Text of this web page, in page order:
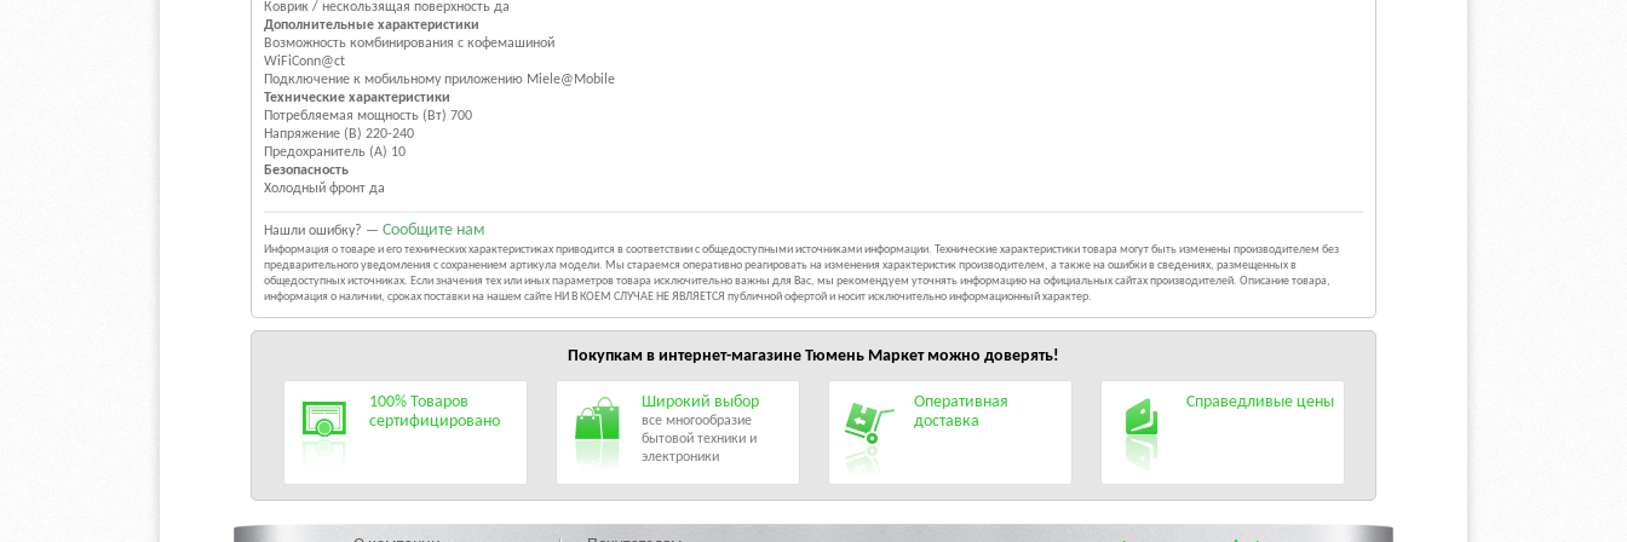
Коврик / нескользящая поверхность да
Дополнительные характеристики
Возможность комбинирования с кофемашиной
WiFiConn@ct
Подключение к мобильному приложению Miele@Mobile
Технические характеристики
Потребляемая мощность (Вт) 700
Напряжение (В) 220-240
Предохранитель (А) 10
Безопасность
Холодный фронт да
Нашли ошибку? — Сообщите нам
Информация о товаре и его технических характеристиках приводится в соответствии с общедоступными источниками информации. Технические характеристики товара могут быть изменены производителем без
предварительного уведомления с сохранением артикула модели. Мы стараемся оперативно реагировать на изменения характеристик производителем, а также на ошибки в сведениях, размещенных в
общедоступных источниках. Если значения тех или иных параметров товара исключительно важны для Вас, мы рекомендуем уточнять информацию на официальных сайтах производителей. Описание товара,
информация о наличии, сроках поставки на нашем сайте НИ В КОЕМ СЛУЧАЕ НЕ ЯВЛЯЕТСЯ публичной офертой и носит исключительно информационный характер.
Покупкам в интернет-магазине Тюмень Маркетможно доверять!
100% Товаров
сертифицировано
Широкий выбор
все многообразие
бытовой техники и
электроники
Оперативная
доставка
Справедливые цены